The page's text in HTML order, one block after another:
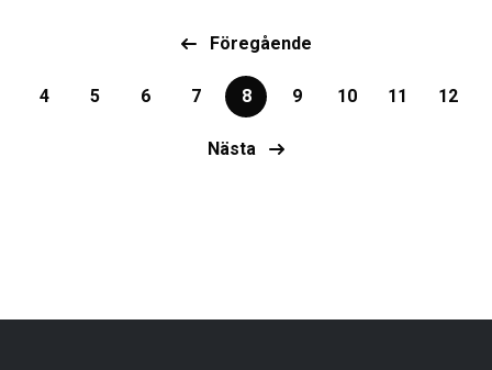
Föregående
4 5 6 7 8 9 10 11 12
Nästa